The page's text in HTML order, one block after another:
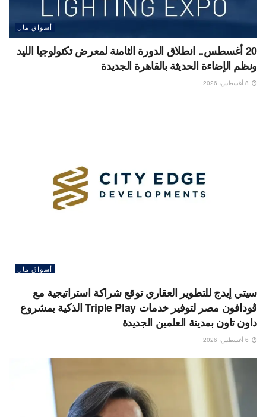
أسواق مال
20 أغسطس.. انطلاق الدورة الثامنة لمعرض تكنولوجيا الليد
ونظم الإضاءة الحديثة بالقاهرة الجديدة
أسواق مال
سيتي إيدج للتطوير العقاري توقع شراكة استراتيجية مع
ڤودافون مصر لتوفير خدمات Triple Play الذكية بمشروع
داون تاون بمدينة العلمين الجديدة